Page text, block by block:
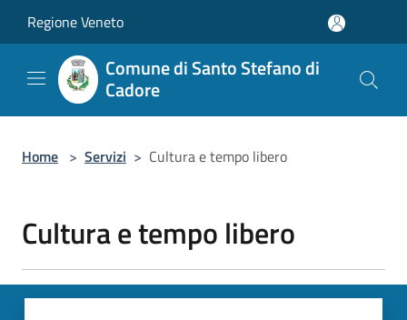
Regione Veneto
Comune di Santo Stefano di
Cadore
Home > Servizi > Cultura e tempo libero
Cultura e tempo libero